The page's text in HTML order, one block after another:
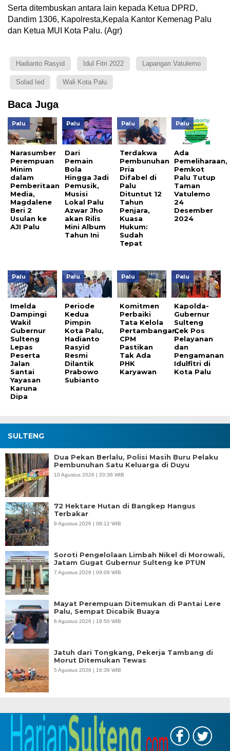
Serta ditembuskan antara lain kepada Ketua DPRD,
Dandim 1306, Kapolresta,Kepala Kantor Kemenag Palu
dan Ketua MUI Kota Palu. (Agr)
Hadianto Rasyid Idul Fitri 2022 Lapangan Vatulemo
Solad Ied Wali Kota Palu
Baca Juga
Palu
Narasumber
Perempuan
Minim
dalam
Pemberitaan
Media,
Magdalene
Beri 2
Usulan ke
AJI Palu
Palu
Dari
Pemain
Bola
Hingga Jadi
Pemusik,
Musisi
Lokal Palu
Azwar Jho
akan Rilis
Mini Album
Tahun Ini
Palu
Terdakwa
Pembunuhan
Pria
Difabel di
Palu
Dituntut 12
Tahun
Penjara,
Kuasa
Hukum:
Sudah
Tepat
Palu
Ada
Pemeliharaan,
Pemkot
Palu Tutup
Taman
Vatulemo
24
Desember
2024
Palu
Imelda
Dampingi
Wakil
Gubernur
Sulteng
Lepas
Peserta
Jalan
Santai
Yayasan
Karuna
Dipa
Palu
Periode
Kedua
Pimpin
Kota Palu,
Hadianto
Rasyid
Resmi
Dilantik
Prabowo
Subianto
Palu
Komitmen
Perbaiki
Tata Kelola
Pertambangan,
CPM
Pastikan
Tak Ada
PHK
Karyawan
Palu
Kapolda-
Gubernur
Sulteng
Cek Pos
Pelayanan
dan
Pengamanan
Idulfitri di
Kota Palu
SULTENG
Dua Pekan Berlalu, Polisi Masih Buru Pelaku
Pembunuhan Satu Keluarga di Duyu
10 Agustus 2026 | 20:36 WIB
72 Hektare Hutan di Bangkep Hangus
Terbakar
9 Agustus 2026 | 08:12 WIB
Soroti Pengelolaan Limbah Nikel di Morowali,
Jatam Gugat Gubernur Sulteng ke PTUN
7 Agustus 2026 | 09:09 WIB
Mayat Perempuan Ditemukan di Pantai Lere
Palu, Sempat Dicabik Buaya
6 Agustus 2026 | 18:50 WIB
Jatuh dari Tongkang, Pekerja Tambang di
Morut Ditemukan Tewas
5 Agustus 2026 | 16:39 WIB